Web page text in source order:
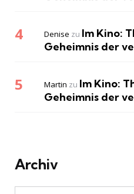
Denise zu Im Kino:
Geheimnis der
Martin zu Im Kino:
Geheimnis der
Archiv
Archiv